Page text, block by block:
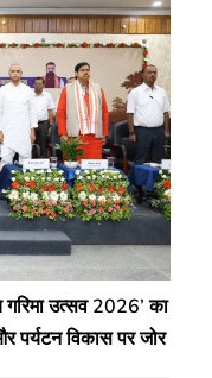
गरिमा उत्सव 2026’ का
पर्यटन विकास पर जोर